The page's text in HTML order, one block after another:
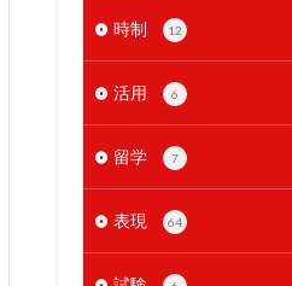
時制 12
活用 6
留学 7
表現 64